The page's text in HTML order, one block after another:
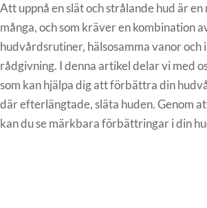
Att uppnå en slät och strålande hud är
många, och som kräver en kombination
hudvårdsrutiner, hälsosamma vanor och
rådgivning. I denna artikel delar vi med
som kan hjälpa dig att förbättra din
där efterlängtade, släta huden. Genom
kan du se märkbara förbättringar i din